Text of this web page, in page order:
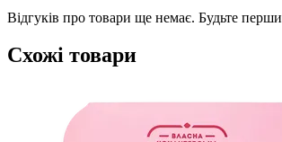
Відгуків про товари ще немає. Будьте
Схожі товари